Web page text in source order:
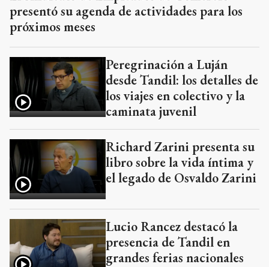
presentó su agenda de actividades para los
próximos meses
Peregrinación a Luján
desde Tandil: los detalles de
los viajes en colectivo y la
caminata juvenil
Richard Zarini presenta su
libro sobre la vida íntima y
el legado de Osvaldo Zarini
Lucio Rancez destacó la
presencia de Tandil en
grandes ferias nacionales